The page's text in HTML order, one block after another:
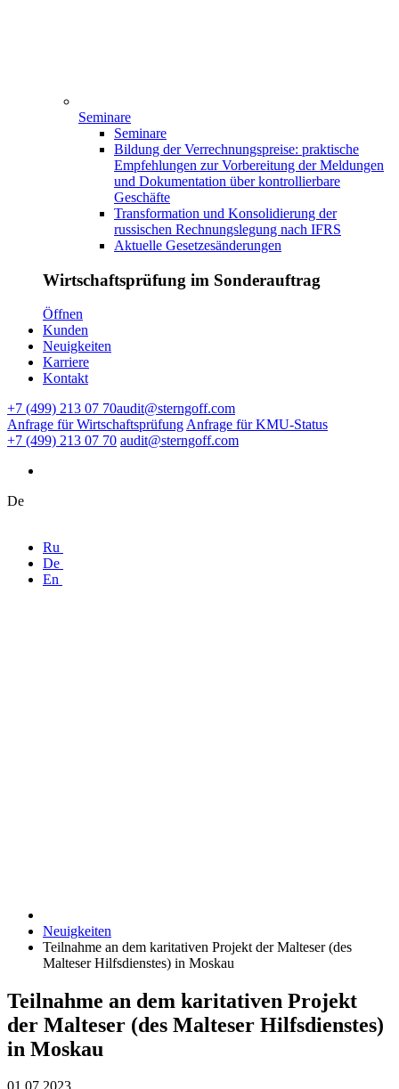
Seminare
Seminare
Bildung der Verrechnungspreise: praktische
Empfehlungen zur Vorbereitung der Meldungen
und Dokumentation über kontrollierbare
Geschäfte
Transformation und Konsolidierung der
russischen Rechnungslegung nach IFRS
Aktuelle Gesetzesänderungen
Wirtschaftsprüfung im Sonderauftrag
Ӧffnen
Kunden
Neuigkeiten
Karriere
Kontakt
+7 (499) 213 07 70audit@sterngoff.com
Anfrage für Wirtschaftsprüfung Anfrage für KMU-Status
+7 (499) 213 07 70 audit@sterngoff.com
De
Ru
De
En
Neuigkeiten
Teilnahme an dem karitativen Projekt der Malteser (des
Malteser Hilfsdienstes) in Moskau
Teilnahme an dem karitativen Projekt
der Malteser (des Malteser Hilfsdienstes)
in Moskau